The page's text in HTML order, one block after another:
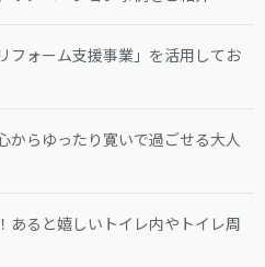
フォーム支援事業」を活用してお
からゆったり寛いで過ごせる大人
あると嬉しいトイレ内やトイレ周